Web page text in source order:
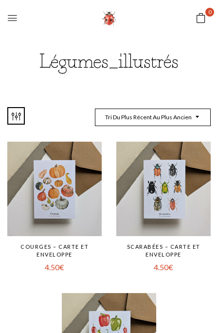
0
Légumes_illustrés
Tri Du Plus Récent Au Plus Ancien
COURGES – CARTE ET
ENVELOPPE
4.50€
SCARABÉES – CARTE ET
ENVELOPPE
4.50€